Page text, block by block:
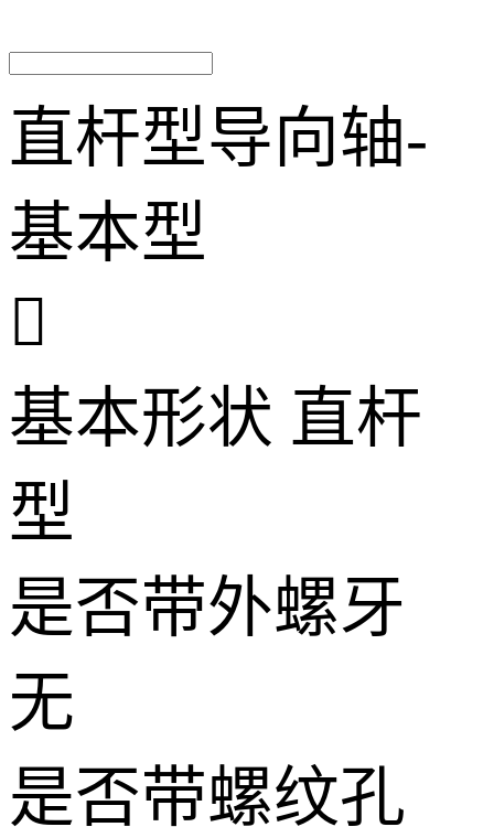
直杆型导向轴-
基本型

基本形状 直杆
型
是否带外螺牙
无
是否带螺纹孔